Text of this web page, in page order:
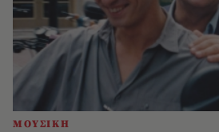
ΜΟΥΣΙΚΗ